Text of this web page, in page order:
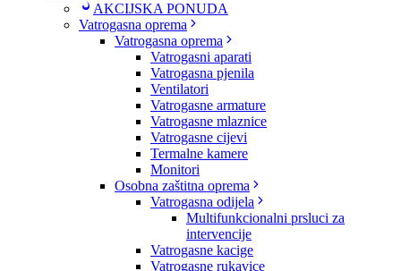
AKCIJSKA PONUDA
Vatrogasna oprema
Vatrogasna oprema
Vatrogasni aparati
Vatrogasna pjenila
Ventilatori
Vatrogasne armature
Vatrogasne mlaznice
Vatrogasne cijevi
Termalne kamere
Monitori
Osobna zaštitna oprema
Vatrogasna odijela
Multifunkcionalni prsluci za
intervencije
Vatrogasne kacige
Vatrogasne rukavice